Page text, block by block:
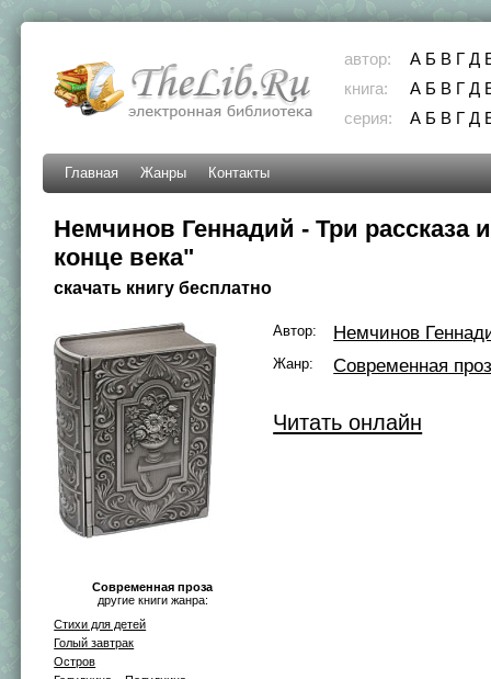
автор: А Б В Г Д
книга:
А Б В Г Д
серия:
А Б В Г Д
Главная Жанры Контакты
Немчинов Геннадий - Три рассказа
конце века"
скачать книгу бесплатно
Современная проза
другие книги жанра:
Стихи для детей
Голый завтрак
Остров
Автор: Немчинов
Жанр: Современная
Читать онлайн